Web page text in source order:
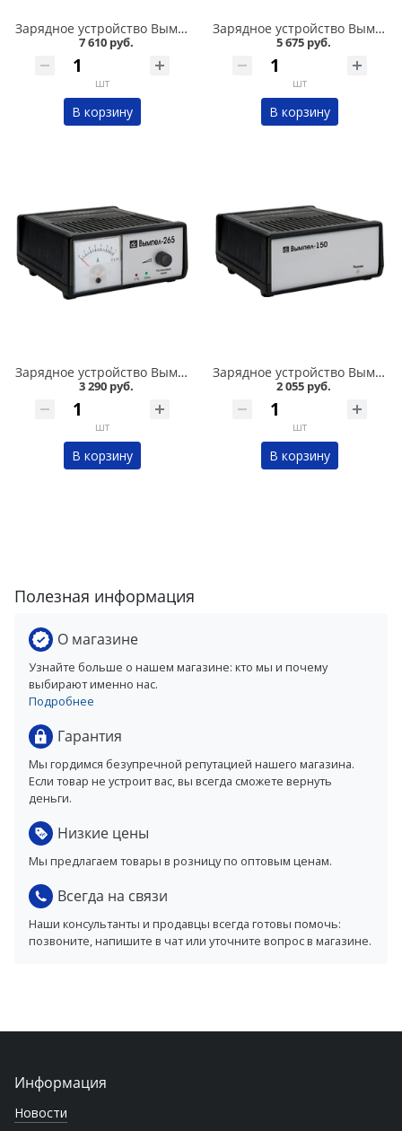
Зарядное устройство Вымпел-57 автомат, 0-20А, 7.4-18В сегментный ЖК индикатор в Кургане
7 610 руб.
шт
В корзину
Зарядное устройство Вымпел-27 автомат, 0-7А, 14.1/14.8/16В сегментный ЖК индикатор в Кургане
5 675 руб.
шт
В корзину
Зарядное устройство Вымпел-265 автомат, 0-7А, 12В, стрелочный ампер в Кургане
3 290 руб.
шт
В корзину
Зарядное устройство Вымпел-15 автомат, 7А, 12В в Кургане
2 055 руб.
шт
В корзину
Полезная информация
О магазине
Узнайте больше о нашем магазине: кто мы и почему
выбирают именно нас.
Подробнее
Гарантия
Мы гордимся безупречной репутацией нашего магазина.
Если товар не устроит вас, вы всегда сможете вернуть
деньги.
Низкие цены
Мы предлагаем товары в розницу по оптовым ценам.
Всегда на связи
Наши консультанты и продавцы всегда готовы помочь:
позвоните, напишите в чат или уточните вопрос в магазине.
Информация
Новости